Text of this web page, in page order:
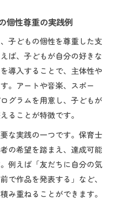
スにおける個性と配慮
の個性が伸びる理由
る療育アプローチ
プログラムの工夫と実践
視の療育アプローチと
ビスでの個性に合わせた
育活動のポイント
ばす療育の最新トレンド
個性尊重の実践例
子どもの個性を尊重した支
ば、子どもが自分の好きな
導入することで、主体性や
。アートや音楽、スポー
グラムを用意し、子どもが
ることが特徴です。
な実践の一つです。保育士
の希望を踏まえ、達成可能
例えば「友だちに自分の気
で作品を発表する」など、
み重ねることができます。